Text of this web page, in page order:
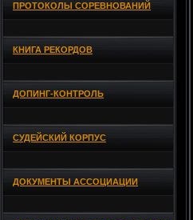
ПРОТОКОЛЫ СОРЕВНОВАНИЙ
КНИГА РЕКОРДОВ
ДОПИНГ-КОНТРОЛЬ
СУДЕЙСКИЙ КОРПУС
ДОКУМЕНТЫ АССОЦИАЦИИ